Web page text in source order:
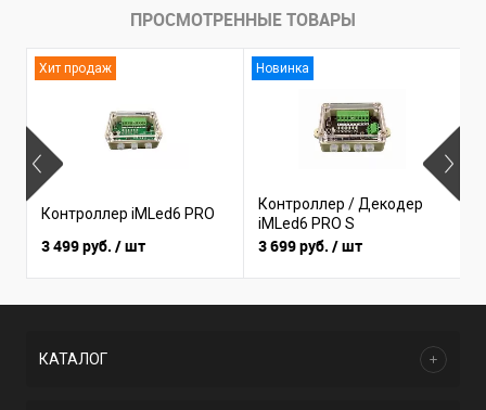
ПРОСМОТРЕННЫЕ ТОВАРЫ
Хит продаж
Контроллер iMLed6 PRO
3 499 руб. / шт
Новинка
Контроллер / Декодер
iMLed6 PRO S
3 699 руб. / шт
КАТАЛОГ